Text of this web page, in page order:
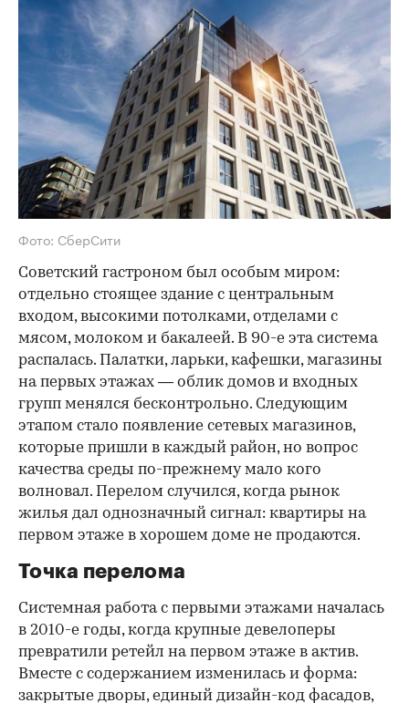
Фото: СберСити
Советский гастроном был особым миром:
отдельно стоящее здание с центральным
входом, высокими потолками, отделами с
мясом, молоком и бакалеей. В 90-е эта система
распалась. Палатки, ларьки, кафешки, магазины
на первых этажах — облик домов и входных
групп менялся бесконтрольно. Следующим
этапом стало появление сетевых магазинов,
которые пришли в каждый район, но вопрос
качества среды по-прежнему мало кого
волновал. Перелом случился, когда рынок
жилья дал однозначный сигнал: квартиры на
первом этаже в хорошем доме не продаются.
Точка перелома
Системная работа с первыми этажами началась
в 2010-е годы, когда крупные девелоперы
превратили ретейл на первом этаже в актив.
Вместе с содержанием изменилась и форма:
закрытые дворы, единый дизайн-код фасадов,